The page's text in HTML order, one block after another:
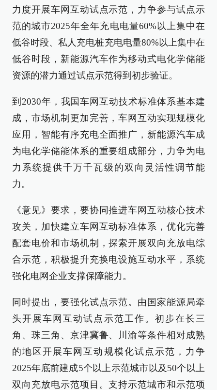
力度开展车网互动试点示范，力争参与试点示
范的城市2025年全年充电电量60%以上集中在
低谷时段、私人充电桩充电电量80%以上集中在
低谷时段，新能源汽车作为移动式电化学储能
资源的潜力通过试点示范得到初步验证。
到2030年，我国车网互动技术标准体系基本建
成，市场机制更加完善，车网互动实现规模化
应用，智能有序充电全面推广，新能源汽车成
为电化学储能体系的重要组成部分，力争为电
力系统提供千万千瓦级的双向灵活性调节能
力。
《意见》要求，要协同推进车网互动核心技术
攻关，加快建立车网互动标准体系，优化完善
配套电价和市场机制，探索开展双向充放电综
合示范，积极提升充换电设施互动水平，系统
强化电网企业支撑保障能力。
同时提出，要强化试点示范。由国家能源局牵
头开展车网互动试点示范工作。初步在长三
角、珠三角、京津冀鲁、川渝等条件相对成熟
的地区开展车网互动规模化试点示范，力争
2025年底前建成5个以上示范城市以及50个以上
双向充放电示范项目。支持示范城市和示范项